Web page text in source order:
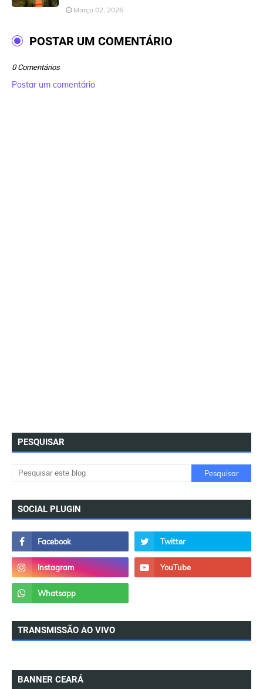
Março 02, 2026
POSTAR UM COMENTÁRIO
0 Comentários
Postar um comentário
PESQUISAR
SOCIAL PLUGIN
TRANSMISSÃO AO VIVO
BANNER CEARÁ